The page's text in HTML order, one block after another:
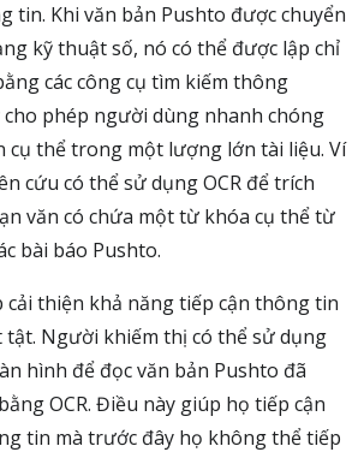
tin. Khi văn bản Pushto được chuyển
kỹ thuật số, nó có thể được lập chỉ
các công cụ tìm kiếm thông
phép người dùng nhanh chóng
cụ thể trong một lượng lớn tài liệu. Ví
cứu có thể sử dụng OCR để trích
văn có chứa một từ khóa cụ thể từ
bài báo Pushto.
cải thiện khả năng tiếp cận thông tin
Người khiếm thị có thể sử dụng
hình để đọc văn bản Pushto đã
OCR. Điều này giúp họ tiếp cận
tin mà trước đây họ không thể tiếp